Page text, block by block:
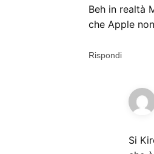
Beh in realtà
che Apple
Rispondi
Si